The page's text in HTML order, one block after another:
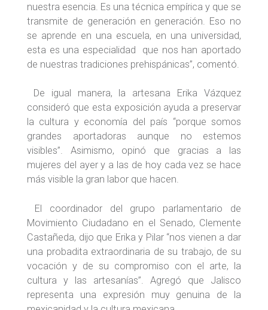
nuestra esencia. Es una técnica empírica y que se
transmite de generación en generación. Eso no
se aprende en una escuela, en una universidad,
esta es una especialidad que nos han aportado
de nuestras tradiciones prehispánicas”, comentó.
De igual manera, la artesana Erika Vázquez
consideró que esta exposición ayuda a preservar
la cultura y economía del país “porque somos
grandes aportadoras aunque no estemos
visibles”. Asimismo, opinó que gracias a las
mujeres del ayer y a las de hoy cada vez se hace
más visible la gran labor que hacen.
El coordinador del grupo parlamentario de
Movimiento Ciudadano en el Senado, Clemente
Castañeda, dijo que Erika y Pilar “nos vienen a dar
una probadita extraordinaria de su trabajo, de su
vocación y de su compromiso con el arte, la
cultura y las artesanías”. Agregó que Jalisco
representa una expresión muy genuina de la